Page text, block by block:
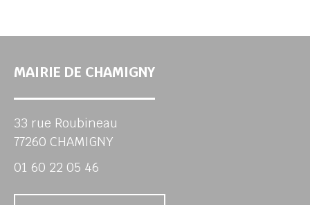
MAIRIE DE CHAMIGNY
33 rue Roubineau
77260 CHAMIGNY
01 60 22 05 46